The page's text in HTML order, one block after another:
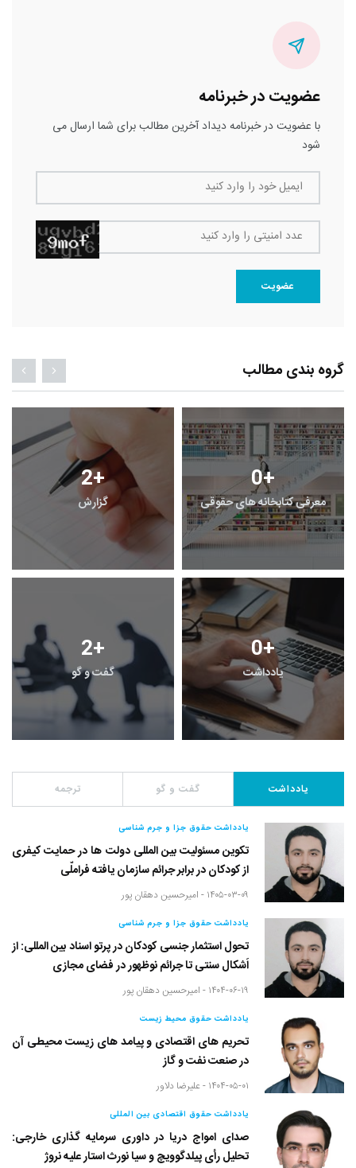
عضویت در خبرنامه
با عضویت در خبرنامه دیداد آخرین مطالب برای شما ارسال می
شود
ایمیل خود را وارد کنید
عدد امنیتی را وارد کنید
عضویت
گروه بندی مطالب
2+
گزارش
0+
معرفی کتابخانه های حقوقی
2+
گفت و گو
0+
یادداشت
یادداشت گفت و گو ترجمه
یادداشت حقوق جزا و جرم شناسی
تکوین مسئولیت بین المللی دولت ها در حمایت کیفری
از کودکان در برابر جرائم سازمان یافته فراملّی
۱۴۰۵-۰۳-۰۹ - امیرحسین دهقان پور
یادداشت حقوق جزا و جرم شناسی
تحول استثمار جنسی کودکان در پرتو اسناد بین المللی: از
اَشکال سنتی تا جرائم نوظهور در فضای مجازی
۱۴۰۴-۰۶-۱۹ - امیرحسین دهقان پور
یادداشت حقوق محیط زیست
تحریم های اقتصادی و پیامد های زیست محیطی آن
در صنعت نفت و گاز
۱۴۰۴-۰۵-۰۱ - علیرضا دلاور
یادداشت حقوق اقتصادی بین المللی
صدای امواج دریا در داوری سرمایه گذاری خارجی:
تحلیل رأی پیلدگوویچ و سیا نورث استار علیه نروژ